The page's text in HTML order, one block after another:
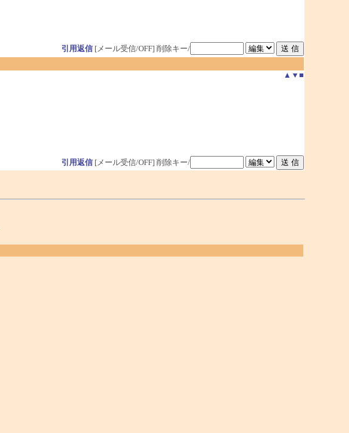
引用返信[メール受信/OFF] 削除キー/
▲ ▼ ■
引用返信[メール受信/OFF] 削除キー/